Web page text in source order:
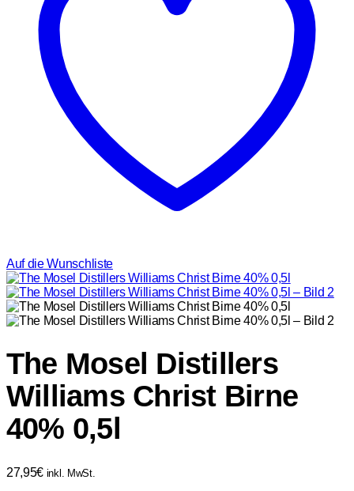
Auf die Wunschliste
The Mosel Distillers
Williams Christ Birne
40% 0,5l
27,95€ inkl. MwSt.